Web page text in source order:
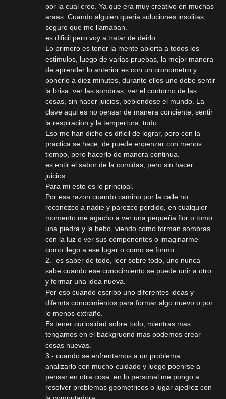
por la cual creo. Ya que era muy creativo en muchas
araas. Cuando alguien queria soluciones insolitas,
seguro que me llamaban.
es dificil pero voy a tratar de deirlo.
Lo primero es tener la mente abierta a todos los
estimulos, luego de varias pruebas, la mejor manera
de aprender lo anterior es con un cronometro y
ponerlo a diez minutos, durante ellos uno debe sentir
la brisa, ver las sombras, ver el contorno de las
cosas, sin hacer juicios, bebiendose el mundo. La
clave aqui es no pensar de manera conciente, sentir
la respiracion y la tempertura; todo.
Eso me han dicho es dificil de lograr, pero con la
practica se hace, de puede enpenzar con menos
tiempo, pero hacerlo de manera continua.
es entir el sabor de la comidas, pero sin hacer
juicios.
Para mi esto es lo principal.
Por esa razon cuando camino por la calle no
reconozco a nadie y parezco perdido, en cualquier
momento me agacho a ver una pequeña flor o tomo
una piedra y la bebo, viendo como forman sombras
con la luz o ver sus componentes o imaginarme
como llego a ese lugar o como se formo.
2.- es saber de todo, leer sobre todo, uno nunca
sabe cuando ese conocimiento se puede unir a otro
y formar una idea nueva.
Por eso cuando escribo uno diferentes ideas y
difernts conocimientos para formar algo nuevo o por
lo menos extraño.
Es tener curiosidad sobre todo, mientras mas
tengamos en el backgruond mas podemos crear
cosas nuevas.
3.- cuando se enfrentamos a un problema.
analizarlo con mucho cuidado y luego poenrse a
pensar en otra cosa. en lo personal me pongo a
resolver problemas geometricos o jugar ajedrez con